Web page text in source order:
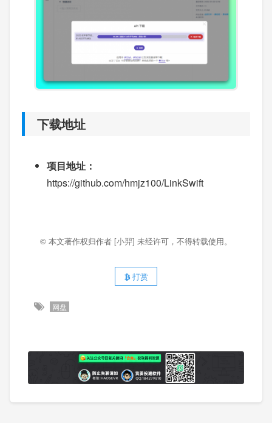
下载地址
项目地址：
https://github.com/hmjz100/LinkSwift
© 本文著作权归作者 [小羿] 未经许可，不得转载使用。
打赏
网盘